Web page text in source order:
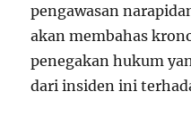
pengawasan
akan membahas
penegakan hukum
dari insiden ini